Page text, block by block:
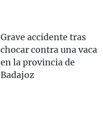
Grave accidente tras
chocar contra una vaca
en la provincia de
Badajoz